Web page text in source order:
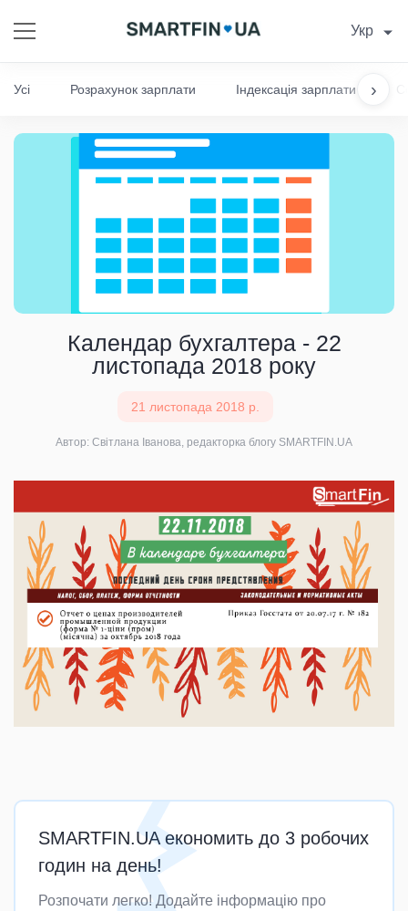
Укр
›
Усі Розрахунок зарплати Індексація зарплати
Календар бухгалтера - 22
листопада 2018 року
21 листопада 2018 р.
Автор: Світлана Іванова, редакторка блогу SMARTFIN.UA
SMARTFIN.UA економить до 3 робочих
годин на день!
Розпочати легко! Додайте інформацію про